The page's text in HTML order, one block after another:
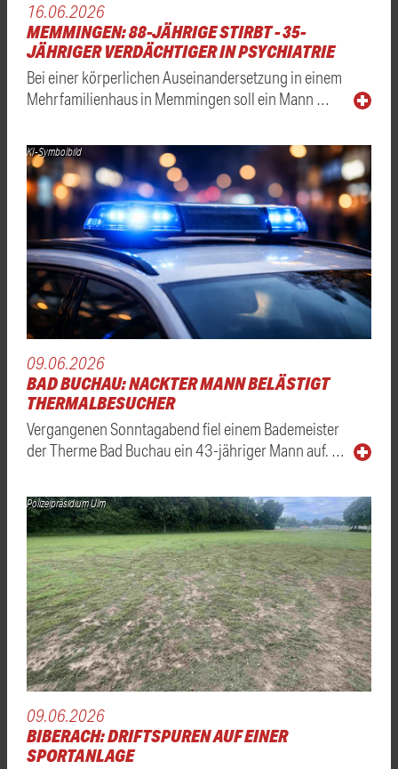
16.06.2026
MEMMINGEN: 88-JÄHRIGE STIRBT - 35-
JÄHRIGER VERDÄCHTIGER IN PSYCHIATRIE
Bei einer körperlichen Auseinandersetzung in einem
Mehrfamilienhaus in Memmingen soll ein Mann …
KI-Symbolbild
09.06.2026
BAD BUCHAU: NACKTER MANN BELÄSTIGT
THERMALBESUCHER
Vergangenen Sonntagabend fiel einem Bademeister
der Therme Bad Buchau ein 43-jähriger Mann auf. …
Polizeipräsidium Ulm
09.06.2026
BIBERACH: DRIFTSPUREN AUF EINER
SPORTANLAGE